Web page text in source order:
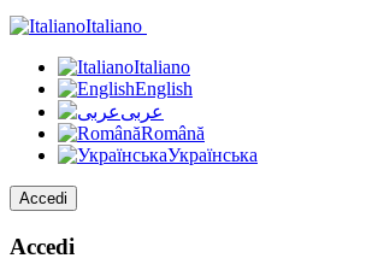
Italiano
Italiano
English
عربى
Română
Українська
Accedi
Accedi